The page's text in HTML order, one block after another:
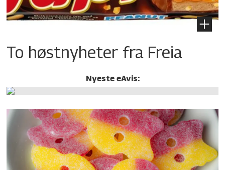
To høstnyheter fra Freia
Nyeste eAvis: